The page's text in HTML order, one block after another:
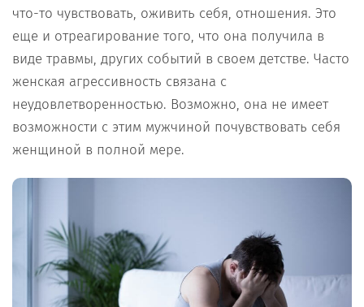
что-то чувствовать, оживить себя, отношения. Это
еще и отреагирование того, что она получила в
виде травмы, других событий в своем детстве. Часто
женская агрессивность связана с
неудовлетворенностью. Возможно, она не имеет
возможности с этим мужчиной почувствовать себя
женщиной в полной мере.